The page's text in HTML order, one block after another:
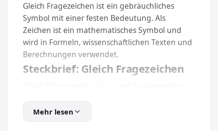
Gleich Fragezeichen ist ein gebräuchliches
Symbol mit einer festen Bedeutung. Als
Zeichen ist ein mathematisches Symbol und
wird in Formeln, wissenschaftlichen Texten und
Berechnungen verwendet.
Steckbrief: Gleich Fragezeichen
eindeutigen Unicode U+225F. Weil es Teil des
Mehr lesen